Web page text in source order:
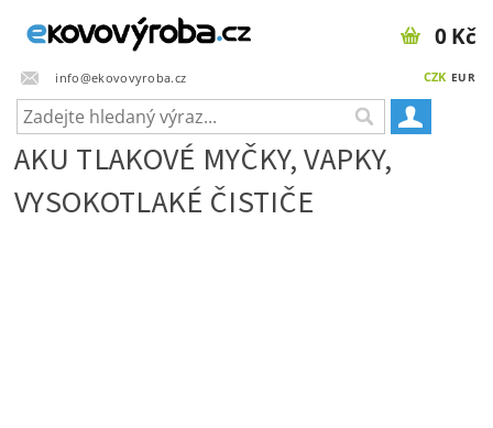
info@ekovovyroba.cz CZK EUR
0 Kč
AKU TLAKOVÉ MYČKY, VAPKY,
VYSOKOTLAKÉ ČISTIČE